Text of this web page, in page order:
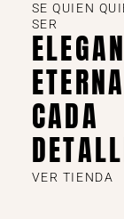
SE QUIEN
SER
CADA
VER TIENDA